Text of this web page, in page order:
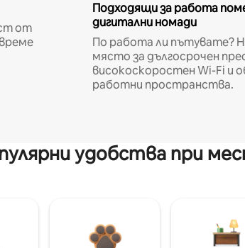
от
Подходящи за работа
дигитални номади
По работа ли пътувате?
място за дългосрочен
високоскоростен Wi-Fi и
работни пространства.
удобства при